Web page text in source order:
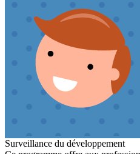
Surveillance du développement